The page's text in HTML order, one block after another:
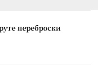
переброски